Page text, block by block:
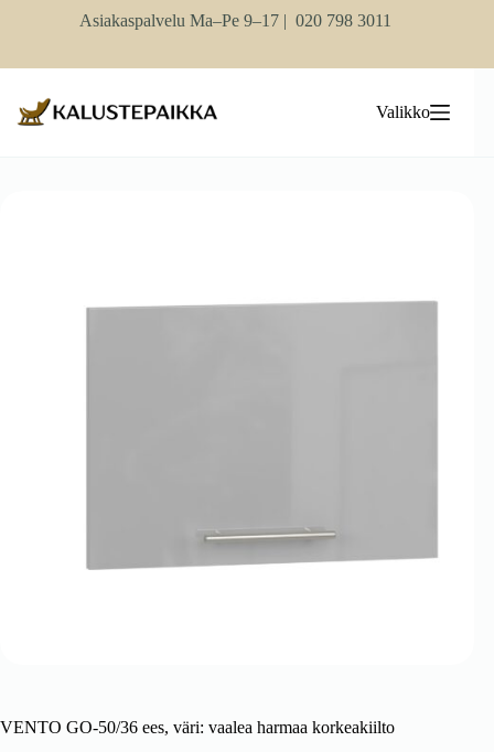
Asiakaspalvelu Ma–Pe 9–17 | 020 798 3011
Valikko
VENTO GO-50/36 ees, väri: vaalea harmaa korkeakiilto